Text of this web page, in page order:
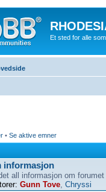
Et sted for alle
• Se aktive emner
informasjon
all informasjon om
Gunn Tove, Chryssi